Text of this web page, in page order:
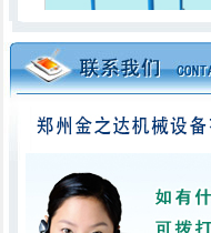
升降无网被揉棉机